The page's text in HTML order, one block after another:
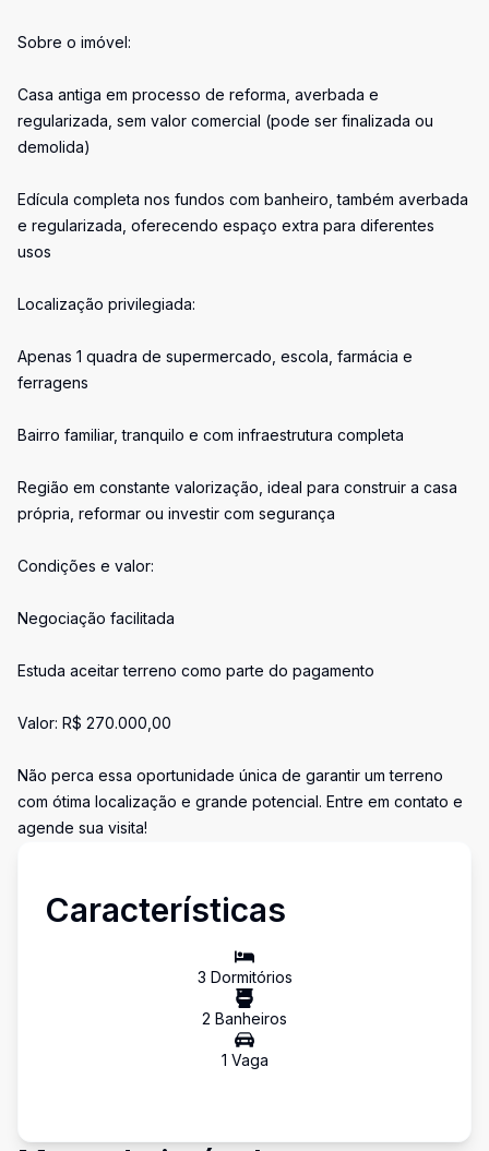
Sobre o imóvel:
Casa antiga em processo de reforma, averbada e
regularizada, sem valor comercial (pode ser finalizada ou
demolida)
Edícula completa nos fundos com banheiro, também averbada
e regularizada, oferecendo espaço extra para diferentes
usos
Localização privilegiada:
Apenas 1 quadra de supermercado, escola, farmácia e
ferragens
Bairro familiar, tranquilo e com infraestrutura completa
Região em constante valorização, ideal para construir a casa
própria, reformar ou investir com segurança
Condições e valor:
Negociação facilitada
Estuda aceitar terreno como parte do pagamento
Valor: R$ 270.000,00
Não perca essa oportunidade única de garantir um terreno
com ótima localização e grande potencial. Entre em contato e
agende sua visita!
Características
3 Dormitórios
2 Banheiros
1 Vaga